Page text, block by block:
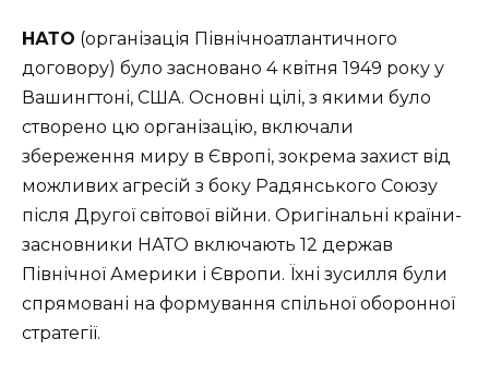
НАТО (організація Північноатлантичного
договору) було засновано 4 квітня 1949 року у
Вашингтоні, США. Основні цілі, з якими було
створено цю організацію, включали
збереження миру в Європі, зокрема захист від
можливих агресій з боку Радянського Союзу
після Другої світової війни. Оригінальні країни-
засновники НАТО включають 12 держав
Північної Америки і Європи. Їхні зусилля були
спрямовані на формування спільної оборонної
стратегії.